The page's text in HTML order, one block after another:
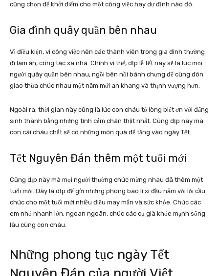
cũng chọn để khởi điểm cho một công việc hay dự định nào đó.
Gia đình quây quần bên nhau
Vì điều kiện, vì công việc nên các thành viên trong gia đình thường
đi làm ăn, công tác xa nhà. Chính vì thế, dịp lễ tết này sẽ là lúc mọi
người quây quần bên nhau, ngồi bên nồi bánh chưng để cùng đón
giao thừa chúc nhau một năm mới an khang và thịnh vượng hơn.
Ngoài ra, thời gian này cũng là lúc con cháu tỏ lòng biết ơn với đấng
sinh thành bằng những tình cảm chân thật nhất. Cũng dịp này mà
con cái cháu chắt sẽ có những món quà để tặng vào ngày Tết.
Tết Nguyên Đán thêm một tuổi mới
Cũng dịp này mà mọi người thường chúc mừng nhau đã thêm một
tuổi mới. Đây là dịp để gửi những phong bao lì xì đầu năm với lời cầu
chúc cho một tuổi mới nhiều điều may mắn và sức khỏe. Chúc các
em nhỏ nhanh lớn, ngoan ngoãn, chúc các cụ già khỏe mạnh sống
lâu cùng con cháu.
Những phong tục ngày Tết